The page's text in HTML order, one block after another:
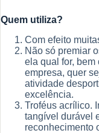
Quem utiliza?
Com efeito
Não só premiar
ela qual for,
empresa, quer
atividade
excelência.
Troféus acrílico.
tangível durável
reconhecimento